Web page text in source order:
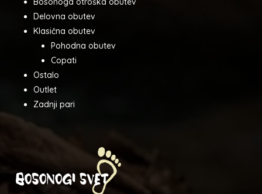
Delovna obutev
Klasična obutev
Pohodna obutev
Copati
Ostalo
Outlet
Zadnji pari